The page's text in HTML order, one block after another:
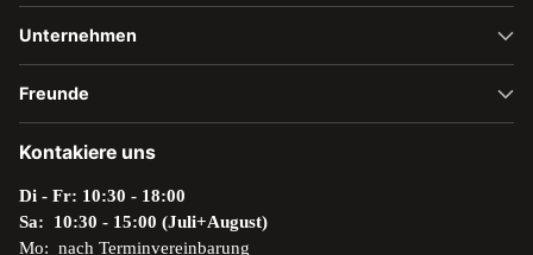
Unternehmen
Freunde
Kontakiere uns
Di - Fr: 10:30 - 18:00
Sa: 10:30 - 15:00 (Juli+August)
Mo: nach Terminvereinbarung